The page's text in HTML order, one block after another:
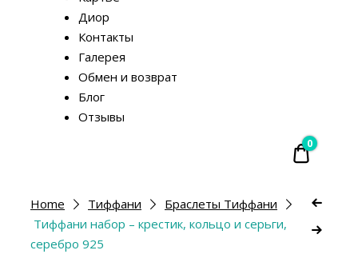
Диор
Контакты
Галерея
Обмен и возврат
Блог
Отзывы
₴ 0.00
0
Home Тиффани
Браслеты Тиффани
Тиффани набор – крестик, кольцо и серьги,
серебро 925